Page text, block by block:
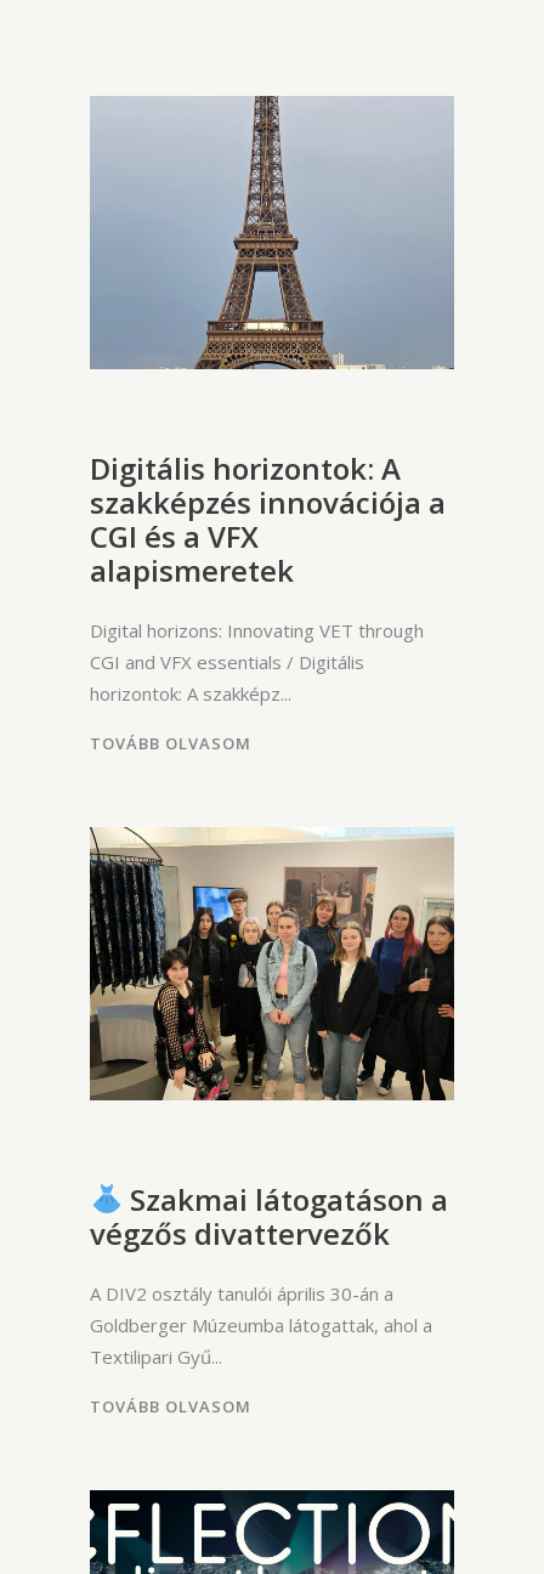
Digitális horizontok: A
szakképzés innovációja a
CGI és a VFX
alapismeretek
Digital horizons: Innovating VET through
CGI and VFX essentials / Digitális
horizontok: A szakképz
TOVÁBB OLVASOM
Szakmai látogatáson a
végzős divattervezők
A DIV2 osztály tanulói április 30-án a
Goldberger Múzeumba látogattak, ahol a
Textilipari Gyű
TOVÁBB OLVASOM